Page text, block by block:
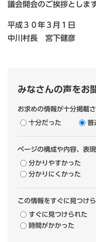
議会開会のご挨拶とします
平成３０年３月１日
中川村長 宮下健彦
みなさんの声をお
お求めの情報が十分掲載
十分だった 普
ページの構成や内容、表
分かりやすかった
分かりにくかった
この情報をすぐに見つけ
すぐに見つけられた
時間がかかった